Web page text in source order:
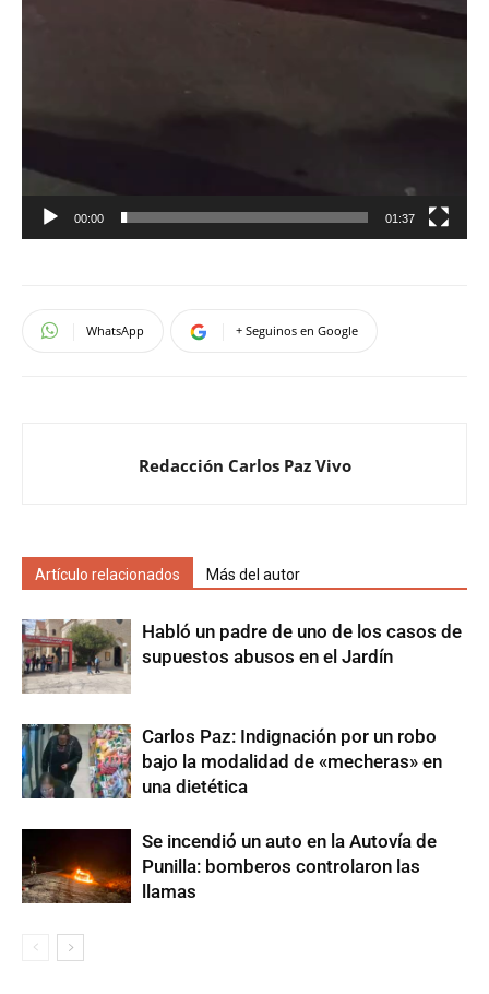
00:00 01:37
WhatsApp + Seguinos en Google
Redacción Carlos Paz Vivo
Artículo relacionados Más del autor
Habló un padre de uno de los casos de
supuestos abusos en el Jardín
Carlos Paz: Indignación por un robo
bajo la modalidad de «mecheras» en
una dietética
Se incendió un auto en la Autovía de
Punilla: bomberos controlaron las
llamas